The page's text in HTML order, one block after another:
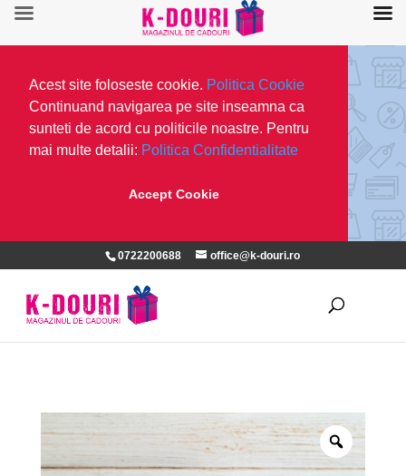
Acest site foloseste cookie. Politica Cookie
Continuand navigarea pe site inseamna ca
sunteti de acord cu politicile noastre. Pentru
mai multe detalii: Politica Confidentialitate
Accept Cookie
0722200688 office@k-douri.ro